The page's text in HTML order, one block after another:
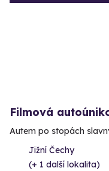
Filmová
Autem po stopách
Jižní Čechy
(+ 1 další lokalita)